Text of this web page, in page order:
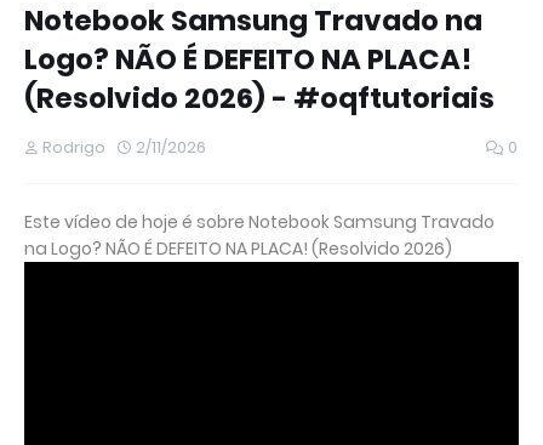
Notebook Samsung Travado na
Logo? NÃO É DEFEITO NA PLACA!
(Resolvido 2026) - #oqftutoriais
Rodrigo 2/11/2026 0
Este vídeo de hoje é sobre Notebook Samsung Travado
na Logo? NÃO É DEFEITO NA PLACA! (Resolvido 2026)